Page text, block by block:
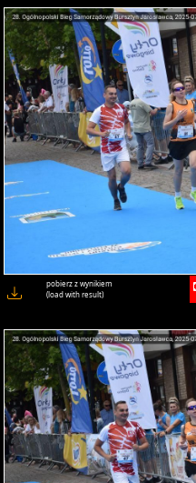
pobierz z wynikiem
(load with result)